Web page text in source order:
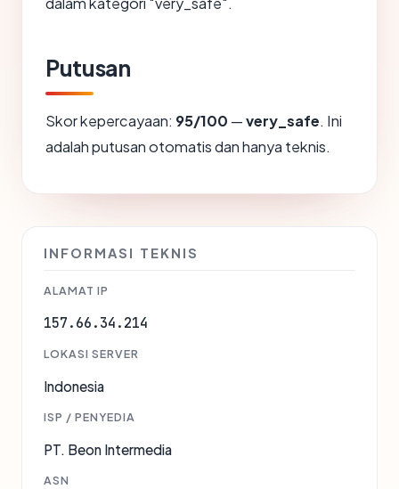
Putusan
Skor kepercayaan: 95/100 —very_safe. Ini
adalah putusan otomatis dan hanya teknis.
INFORMASI TEKNIS
ALAMAT IP
157.66.34.214
LOKASI SERVER
Indonesia
ISP / PENYEDIA
PT. Beon Intermedia
ASN